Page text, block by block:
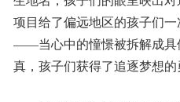
项目给了偏远地区的孩子们
——当心中的憧憬被拆解成具
真，孩子们获得了追逐梦想的